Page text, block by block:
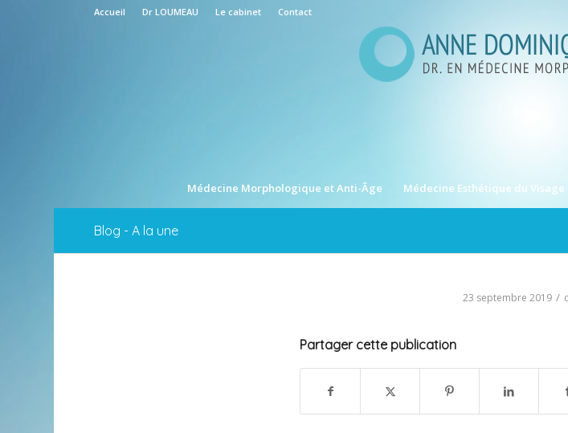
Accueil Dr LOUMEAU Le cabinet Contact
Médecine Morphologique et Anti-Âge Médecine Esthétique du Visage
Blog - A la une
23 septembre 2019 /
Partager cette publication